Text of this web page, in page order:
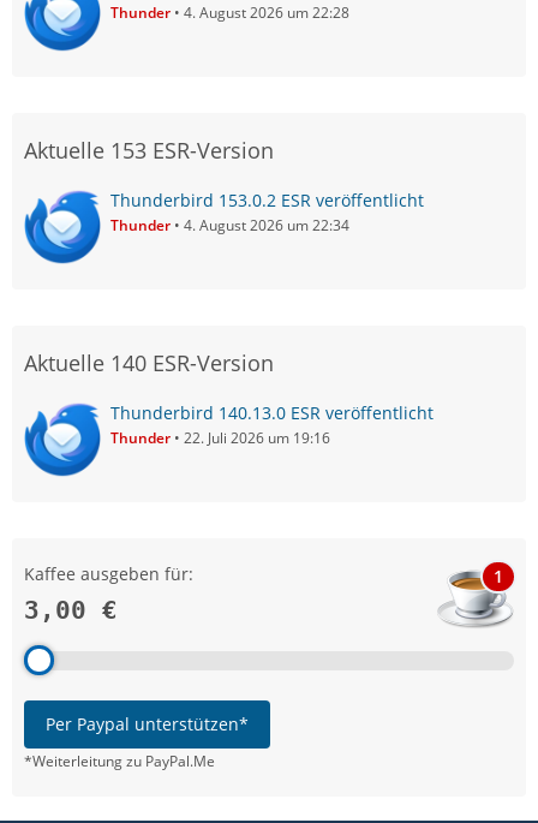
Thunder 4. August 2026 um 22:28
Aktuelle 153 ESR-Version
Thunderbird 153.0.2 ESR veröffentlicht
Thunder 4. August 2026 um 22:34
Aktuelle 140 ESR-Version
Thunderbird 140.13.0 ESR veröffentlicht
Thunder 22. Juli 2026 um 19:16
Kaffee ausgeben für:
3,00 €
1
Per Paypal unterstützen*
*Weiterleitung zu PayPal.Me